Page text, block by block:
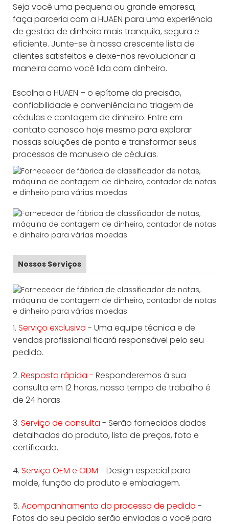
Seja você uma pequena ou grande empresa,
faça parceria com a HUAEN para uma experiência
de gestão de dinheiro mais tranquila, segura e
eficiente. Junte-se à nossa crescente lista de
clientes satisfeitos e deixe-nos revolucionar a
maneira como você lida com dinheiro.
Escolha a HUAEN – o epítome da precisão,
confiabilidade e conveniência na triagem de
cédulas e contagem de dinheiro. Entre em
contato conosco hoje mesmo para explorar
nossas soluções de ponta e transformar seus
processos de manuseio de cédulas.
Nossos Serviços
1. Serviço exclusivo - Uma equipe técnica e de
vendas profissional ficará responsável pelo seu
pedido.
2. Resposta rápida - Responderemos à sua
consulta em 12 horas, nosso tempo de trabalho é
de 24 horas.
3. Serviço de consulta - Serão fornecidos dados
detalhados do produto, lista de preços, foto e
certificado.
4. Serviço OEM e ODM - Design especial para
molde, função do produto e embalagem.
5. Acompanhamento do processo de pedido -
Fotos do seu pedido serão enviadas a você para